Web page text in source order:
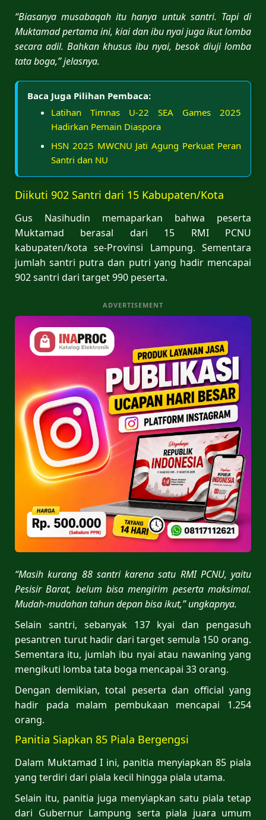
“Biasanya musabaqah itu hanya untuk santri. Tapi di
Muktamad pertama ini, kiai dan ibu nyai juga ikut lomba
secara adil. Bahkan khusus ibu nyai, besok diuji lomba
tata boga,” jelasnya.
Baca Juga Pilihan Pembaca:
Latihan Timnas U-22 SEA Games 2025
Hadirkan Pemain Diaspora
HSN 2025 MWCNU Jati Agung Perkuat Peran
Santri dan NU
Diikuti 902 Santri dari 15 Kabupaten/Kota
Gus Nasihudin memaparkan bahwa peserta
Muktamad berasal dari 15 RMI PCNU
kabupaten/kota se-Provinsi Lampung. Sementara
jumlah santri putra dan putri yang hadir mencapai
902 santri dari target 990 peserta.
ADVERTISEMENT
“Masih kurang 88 santri karena satu RMI PCNU, yaitu
Pesisir Barat, belum bisa mengirim peserta maksimal.
Mudah-mudahan tahun depan bisa ikut,” ungkapnya.
Selain santri, sebanyak 137 kyai dan pengasuh
pesantren turut hadir dari target semula 150 orang.
Sementara itu, jumlah ibu nyai atau nawaning yang
mengikuti lomba tata boga mencapai 33 orang.
Dengan demikian, total peserta dan official yang
hadir pada malam pembukaan mencapai 1.254
orang.
Panitia Siapkan 85 Piala Bergengsi
Dalam Muktamad I ini, panitia menyiapkan 85 piala
yang terdiri dari piala kecil hingga piala utama.
Selain itu, panitia juga menyiapkan satu piala tetap
dari Gubernur Lampung serta piala juara umum